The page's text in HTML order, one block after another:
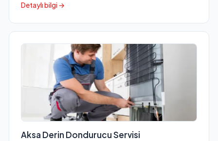
Detaylı bilgi →
Aksa Derin Dondurucu Servisi